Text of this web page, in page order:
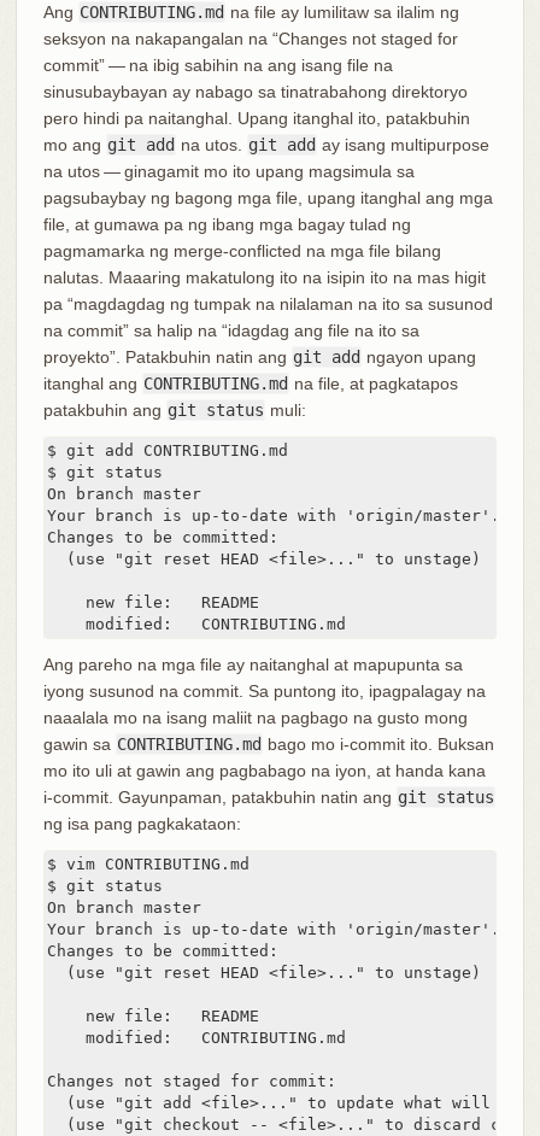
Ang CONTRIBUTING.md na file ay lumilitaw sa ilalim ng
seksyon na nakapangalan na “Changes not staged for
commit” — na ibig sabihin na ang isang file na
sinusubaybayan ay nabago sa tinatrabahong direktoryo
pero hindi pa naitanghal. Upang itanghal ito, patakbuhin
mo ang git add na utos. git add ay isang multipurpose
na utos — ginagamit mo ito upang magsimula sa
pagsubaybay ng bagong mga file, upang itanghal ang mga
file, at gumawa pa ng ibang mga bagay tulad ng
pagmamarka ng merge-conflicted na mga file bilang
nalutas. Maaaring makatulong ito na isipin ito na mas higit
pa “magdagdag ng tumpak na nilalaman na ito sa susunod
na commit” sa halip na “idagdag ang file na ito sa
proyekto”. Patakbuhin natin ang git add ngayon upang
itanghal ang CONTRIBUTING.md na file, at pagkatapos
patakbuhin ang git status muli:
$ git add CONTRIBUTING.md
$ git status
On branch master
Your branch is up-to-date with 'origin/master'.
Changes to be committed:
  (use "git reset HEAD <file>..." to unstage)
    new file:   README
    modified:   CONTRIBUTING.md
Ang pareho na mga file ay naitanghal at mapupunta sa
iyong susunod na commit. Sa puntong ito, ipagpalagay na
naaalala mo na isang maliit na pagbago na gusto mong
gawin sa CONTRIBUTING.md bago mo i-commit ito. Buksan
mo ito uli at gawin ang pagbabago na iyon, at handa kana
i-commit. Gayunpaman, patakbuhin natin ang git status
ng isa pang pagkakataon:
$ vim CONTRIBUTING.md
$ git status
On branch master
Your branch is up-to-date with 'origin/master'.
Changes to be committed:
  (use "git reset HEAD <file>..." to unstage)
    new file:   README
    modified:   CONTRIBUTING.md
Changes not staged for commit:
(use "git add <file>..." to update what will be
(use "git checkout -- <file>..." to discard